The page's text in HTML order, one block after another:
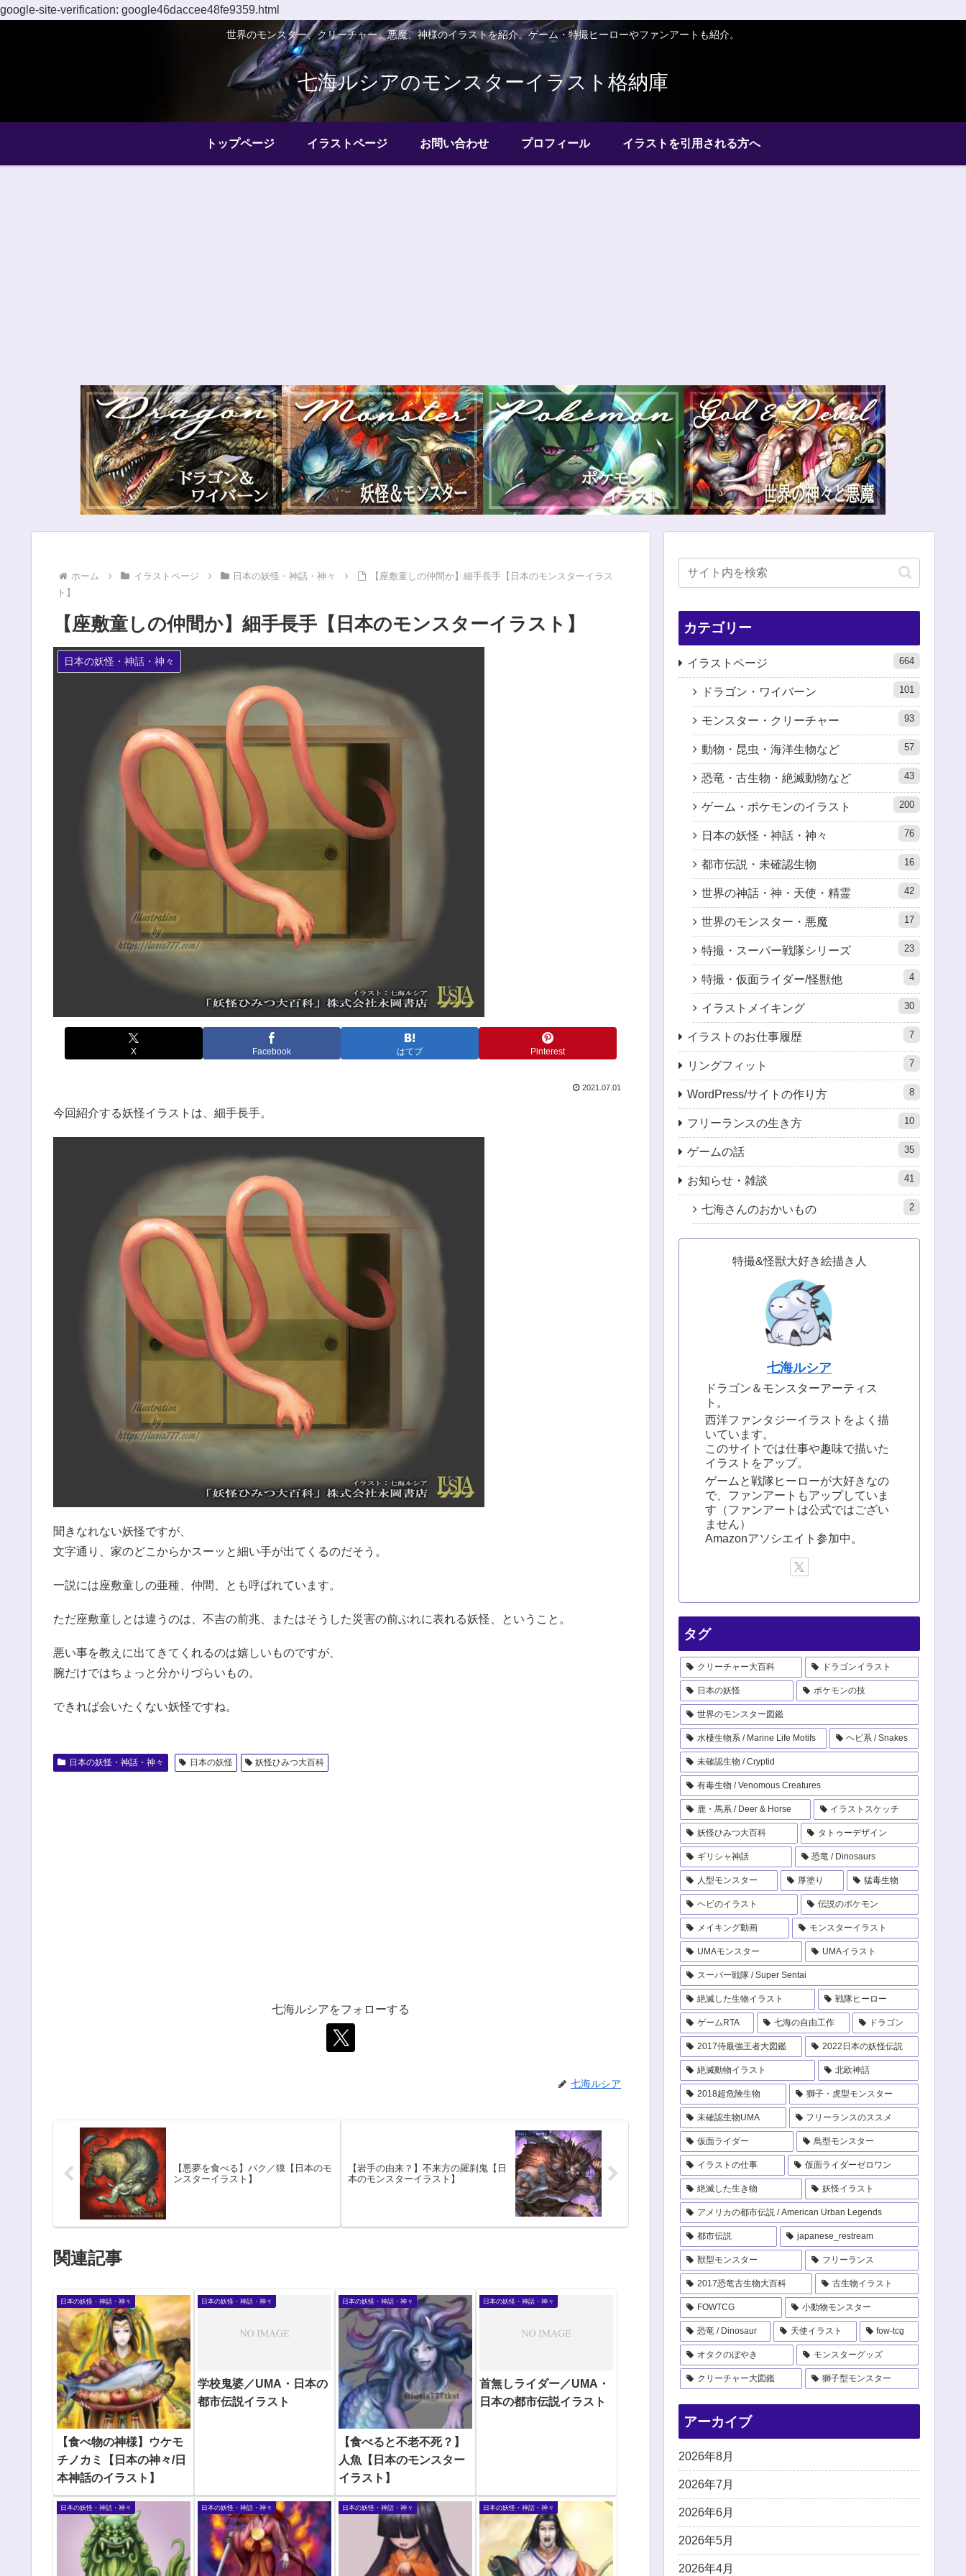
google-site-verification: google46daccee48fe9359.html
世界のモンスター、クリーチャー、悪魔、神様のイラストを紹介。ゲーム・特撮ヒーローやファンアートも紹介。
七海ルシアのモンスターイラスト格納庫
トップページ イラストページ お問い合わせ プロフィール イラストを引用される方へ
ホーム イラストページ 日本の妖怪・神話・神々
【座敷童しの仲間か】細手長手【日本のモンスターイラス
ト】
【座敷童しの仲間か】細手長手【日本のモンスターイラスト】
日本の妖怪・神話・神々
X Facebook はてブ Pinterest
2021.07.01
今回紹介する妖怪イラストは、細手長手。
聞きなれない妖怪ですが、
文字通り、家のどこからかスーッと細い手が出てくるのだそう。
一説には座敷童しの亜種、仲間、とも呼ばれています。
ただ座敷童しとは違うのは、不吉の前兆、またはそうした災害の前ぶれに表れる妖怪、ということ。
悪い事を教えに出てきてくれるのは嬉しいものですが、
腕だけではちょっと分かりづらいもの。
できれば会いたくない妖怪ですね。
日本の妖怪・神話・神々 日本の妖怪 妖怪ひみつ大百科
七海ルシアをフォローする
七海ルシア
【悪夢を食べる】バク／獏【日本のモ
ンスターイラスト】
【岩手の由来？】不来方の羅刹鬼【日
本のモンスターイラスト】
関連記事
日本の妖怪・神話・神々
【食べ物の神様】ウケモ
チノカミ【日本の神々/日
本神話のイラスト】
日本の妖怪・神話・神々
学校鬼婆／UMA・日本の
都市伝説イラスト
日本の妖怪・神話・神々
【食べると不老不死？】
人魚【日本のモンスター
イラスト】
日本の妖怪・神話・神々
首無しライダー／UMA・
日本の都市伝説イラスト
日本の妖怪・神話・神々 日本の妖怪・神話・神々 日本の妖怪・神話・神々 日本の妖怪・神話・神々
カテゴリー
イラストページ 664
ドラゴン・ワイバーン 101
モンスター・クリーチャー 93
動物・昆虫・海洋生物など 57
恐竜・古生物・絶滅動物など 43
ゲーム・ポケモンのイラスト 200
日本の妖怪・神話・神々 76
都市伝説・未確認生物 16
世界の神話・神・天使・精霊 42
世界のモンスター・悪魔 17
特撮・スーパー戦隊シリーズ 23
特撮・仮面ライダー/怪獣他 4
イラストメイキング 30
イラストのお仕事履歴 7
リングフィット 7
WordPress/サイトの作り方 8
フリーランスの生き方 10
ゲームの話 35
お知らせ・雑談 41
七海さんのおかいもの 2
特撮&怪獣大好き絵描き人
七海ルシア
ドラゴン＆モンスターアーティス
ト。
西洋ファンタジーイラストをよく描
いています。
このサイトでは仕事や趣味で描いた
イラストをアップ。
ゲームと戦隊ヒーローが大好きなの
で、ファンアートもアップしていま
す（ファンアートは公式ではござい
ません）
Amazonアソシエイト参加中。
タグ
クリーチャー大百科 ドラゴンイラスト
日本の妖怪 ポケモンの技
世界のモンスター図鑑
水棲生物系 / Marine Life Motifs ヘビ系 / Snakes
未確認生物 / Cryptid
有毒生物 / Venomous Creatures
鹿・馬系 / Deer & Horse イラストスケッチ
妖怪ひみつ大百科 タトゥーデザイン
ギリシャ神話 恐竜 / Dinosaurs
人型モンスター 厚塗り 猛毒生物
ヘビのイラスト 伝説のポケモン
メイキング動画 モンスターイラスト
UMAモンスター UMAイラスト
スーパー戦隊 / Super Sentai
絶滅した生物イラスト 戦隊ヒーロー
ゲームRTA 七海の自由工作 ドラゴン
2017侍最強王者大図鑑 2022日本の妖怪伝説
絶滅動物イラスト 北欧神話
2018超危険生物 獅子・虎型モンスター
未確認生物UMA フリーランスのススメ
仮面ライダー 鳥型モンスター
イラストの仕事 仮面ライダーゼロワン
絶滅した生き物 妖怪イラスト
アメリカの都市伝説 / American Urban Legends
都市伝説 japanese_restream
獣型モンスター フリーランス
2017恐竜古生物大百科 古生物イラスト
FOWTCG 小動物モンスター
恐竜 / Dinosaur 天使イラスト fow-tcg
オタクのぼやき モンスターグッズ
クリーチャー大図鑑 獅子型モンスター
アーカイブ
2026年8月
2026年7月
2026年6月
2026年5月
2026年4月